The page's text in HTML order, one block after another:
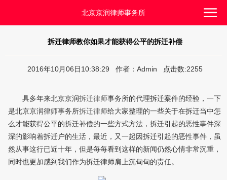
北京京润律师事务所
拆迁律师教你如果才能获得公平的拆迁补偿
2016年10月06日10:38:29 作者：Admin 点击数:2255
具多年来北京京润拆迁律师事务所的代理拆迁案件的经验，一下
是北京京润律师事务所拆迁律师给大家整理的一些关于在拆迁当中怎
么才能获得公平的拆迁补偿的一些方式方法，拆迁引起的恶性事件深
深的影响着拆迁户的生活，最近，又一起因拆迁引起的恶性事件，虽
然从事这行已近十年，但是每每看到这样的新闻仍然心情非常沉重，
同时也更加感到我们作为拆迁律师肩上沉甸甸的责任。